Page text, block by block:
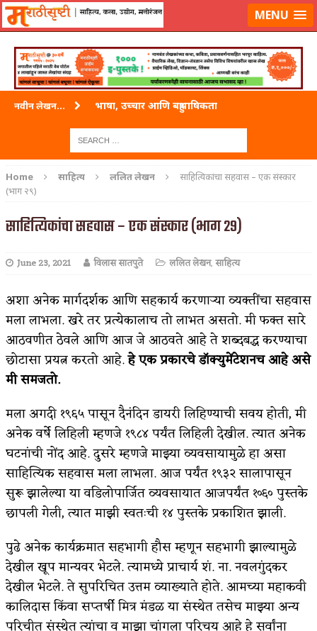
लॉग-इन करा|लेखक नोंदणी कराMENU
नवीन लेखन... भाषा, उच्चार आणि बहुभाषिकता
ताम्र – एक अफलातून धातू (COPPER)
अशी एक कविता लिहू इच्छिते
पुस्तके बदलायची आहेत तुम्हाला!
किती घोषणांचा पाऊस होता
कसं हुईन तं हू माय…
चमकदार चांदी
आदिवासींचा डॉक्टर, समाजसेवेचा ध्यास : डॉ. राहुल
जोशी
डेंग्यू: ताप उतरला म्हणजे धोका टळला असे नाही!
४ जुलै – इतिहासात घडलेल्या महत्त्वाच्या घटना
सुवर्ण – झळाळी
‘अर्थ’पूर्ण हास्य
Home साहित्य ललित लेखन
साहित्यिकांचा सहवास – एक संस्कार
(भाग २९)
साहित्यिकांचा सहवास – एक संस्कार (भाग २९)
June 23, 2021 विलास सातपुते ललित लेखन,साहित्य
अशा अनेक मार्गदर्शक आणि सहकार्य करणाऱ्या व्यक्तींचा सहवास
मला लाभला. खरे तर प्रत्येकालाच तो लाभत असतो. मी फक्त सारे
आठवणीत ठेवले आणि आज जे आठवते आहे ते शब्दबद्ध करण्याचा
छोटासा प्रयत्न करतो आहे.हे एक प्रकारचे डॉक्युमेंटेशनच आहे असे
मी समजतो.
मला अगदी १९६५ पासून दैनंदिन डायरी लिहिण्याची सवय होती, मी
अनेक वर्षे लिहिली म्हणजे १९८४ पर्यंत लिहिली देखील. त्यात अनेक
घटनांची नोंद आहे. दुसरे म्हणजे माझ्या व्यवसायामुळे हा असा
साहित्यिक सहवास मला लाभला. आज पर्यंत १९३२ सालापासून
सुरू झालेल्या या वडिलोपार्जित व्यवसायात आजपर्यंत १०६० पुस्तके
छापली गेली, त्यात माझी स्वतःची १४ पुस्तके प्रकाशित झाली.
पुढे अनेक कार्यक्रमात सहभागी हौस म्हणून सहभागी झाल्यामुळे
देखील खूप मान्यवर भेटले. त्यामध्ये प्राचार्य शं. ना. नवलगुंदकर
देखील भेटले. ते सुपरिचित उत्तम व्याख्याते होते. आमच्या महाकवी
कालिदास किंवा सप्तर्षी मित्र मंडळ या संस्थेत तसेच माझ्या अन्य